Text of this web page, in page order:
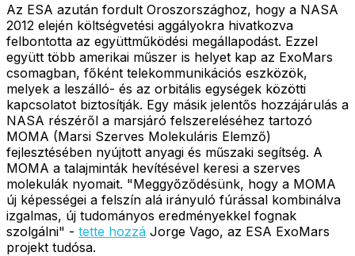
Az ESA azután fordult Oroszországhoz, hogy a NASA
2012 elején költségvetési aggályokra hivatkozva
felbontotta az együttműködési megállapodást. Ezzel
együtt több amerikai műszer is helyet kap az ExoMars
csomagban, főként telekommunikációs eszközök,
melyek a leszálló- és az orbitális egységek közötti
kapcsolatot biztosítják. Egy másik jelentős hozzájárulás a
NASA részéről a marsjáró felszereléséhez tartozó
MOMA (Marsi Szerves Molekuláris Elemző)
fejlesztésében nyújtott anyagi és műszaki segítség. A
MOMA a talajminták hevítésével keresi a szerves
molekulák nyomait. "Meggyőződésünk, hogy a MOMA
új képességei a felszín alá irányuló fúrással kombinálva
izgalmas, új tudományos eredményekkel fognak
szolgálni" - tette hozzá Jorge Vago, az ESA ExoMars
projekt tudósa.